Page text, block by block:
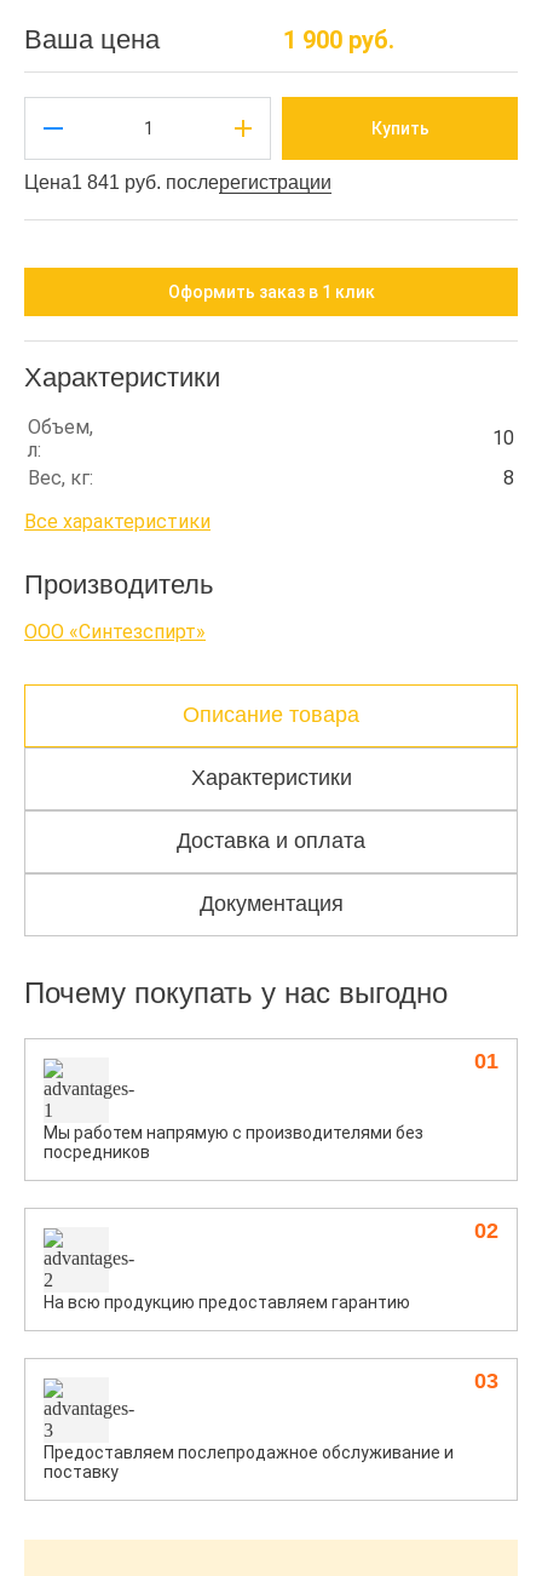
Ваша цена 1 900 руб.
Купить
Цена1 841 руб. послерегистрации
Оформить заказ в 1 клик
Характеристики
Объем,
л:
10
Вес, кг:
8
Все характеристики
Производитель
ООО «Синтезспирт»
Описание товара
Характеристики
Доставка и оплата
Документация
Почему покупать у нас выгодно
Мы работем напрямую с производителями без
посредников
01
На всю продукцию предоставляем гарантию
02
Предоставляем послепродажное обслуживание и
поставку
03